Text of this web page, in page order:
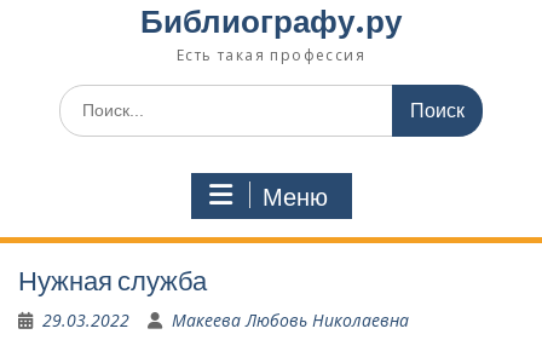
Библиографу.ру
Есть такая профессия
Поиск
по:
Меню
Нужная служба
29.03.2022 Макеева Любовь Николаевна